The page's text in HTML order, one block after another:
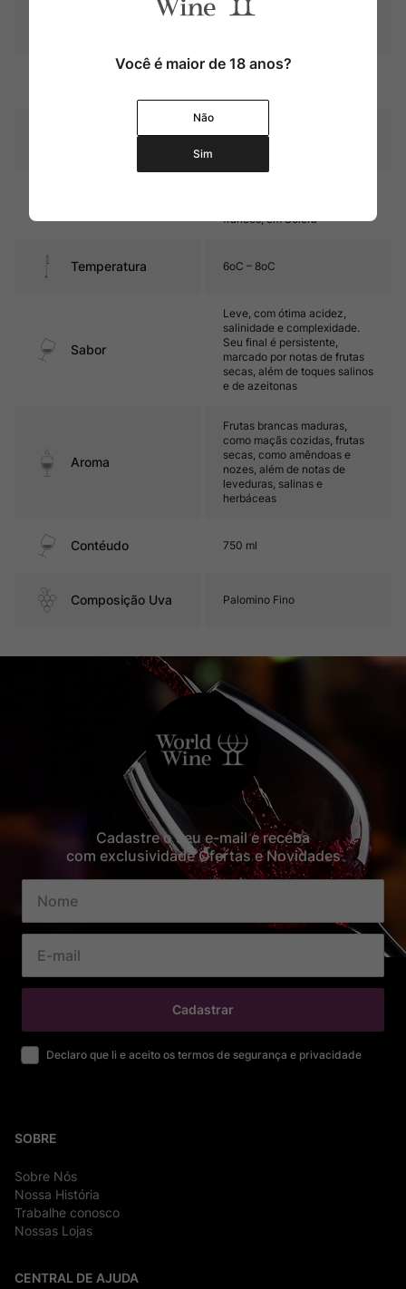
Amarelo palha com reflexos
15,0%
francês, em Solera
Temperatura 6oC – 8oC
Sabor
Leve, com ótima acidez,
salinidade e complexidade.
Seu final é persistente,
marcado por notas de frutas
secas, além de toques salinos
e de azeitonas
Aroma
Frutas brancas maduras,
como maçãs cozidas, frutas
secas, como amêndoas e
nozes, além de notas de
leveduras, salinas e
herbáceas
Contéudo 750 ml
Composição Uva Palomino Fino
Cadastre o seu e-mail e receba
com exclusividade Ofertas e Novidades
Cadastrar
Declaro que li e aceito os termos de segurança e privacidade
SOBRE
Sobre Nós
Nossa História
Trabalhe conosco
Nossas Lojas
CENTRAL DE AJUDA
Você é maior de 18 anos?
Não
Sim